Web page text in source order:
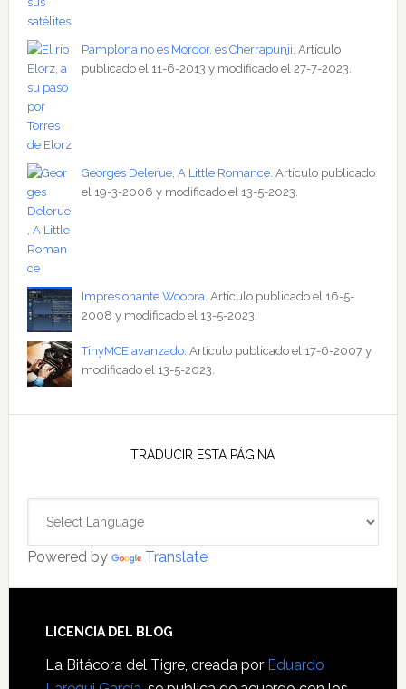
Pamplona no es Mordor, es Cherrapunji . Artículo
publicado el 11-6-2013 y modificado el 27-7-2023.
Georges Delerue, A Little Romance. Artículo publicado
el 19-3-2006 y modificado el 13-5-2023.
Impresionante Woopra . Artículo publicado el 16-5-
2008 y modificado el 13-5-2023.
TinyMCE avanzado. Artículo publicado el 17-6-2007 y
modificado el 13-5-2023.
TRADUCIR ESTA PÁGINA
Powered by Translate
Footer
LICENCIA DEL BLOG
La Bitácora del Tigre, creada por Eduardo